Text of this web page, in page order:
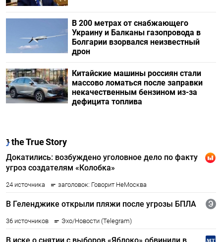
В 200 метрах от снабжающего
Украину и Балканы газопровода в
Болгарии взорвался неизвестный
дрон
Китайские машины россиян стали
массово ломаться после заправки
некачественным бензином из-за
дефицита топлива